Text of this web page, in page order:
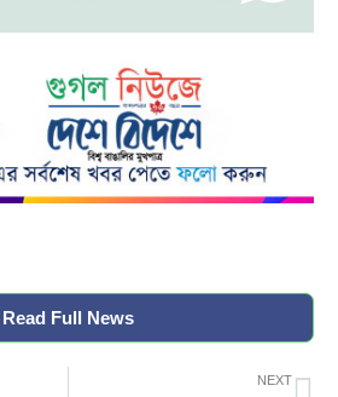
Read Full News
NEXT